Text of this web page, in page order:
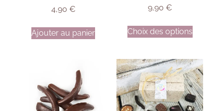
4,90 €
Ajouter au panier
9,90 €
Choix des options